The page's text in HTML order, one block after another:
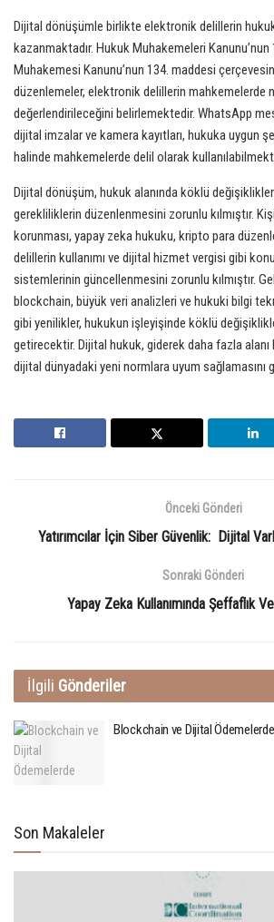
Dijital dönüşümle birlikte elektronik delillerin
kazanmaktadır. Hukuk Muhakemeleri
Muhakemesi Kanunu’nun 134. maddesi
düzenlemeler, elektronik delillerin mahkemelerde
değerlendirileceğini belirlemektedir. WhatsApp
dijital imzalar ve kamera kayıtları, hukuka uygun
halinde mahkemelerde delil olarak
Dijital dönüşüm, hukuk alanında köklü
gerekliliklerin düzenlenmesini zorunlu kılmıştır.
korunması, yapay zeka hukuku, kripto para
delillerin kullanımı ve dijital hizmet vergisi gibi
sistemlerinin güncellenmesini zorunlu kılmıştır.
blockchain, büyük veri analizleri ve hukuki bilgi
gibi yenilikler, hukukun işleyişinde köklü
getirecektir. Dijital hukuk, giderek daha fazla
dijital dünyadaki yeni normlara uyum sağlamasını
Önceki Gönderi
Yatırımcılar İçin Siber Güvenlik: Dijital
Sonraki Gönderi
Yapay Zeka Kullanımında Şeffaflık
İlgili Gönderiler
Blockchain ve Dijital Ödemelerde
Son Makaleler